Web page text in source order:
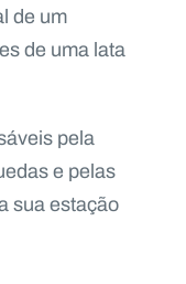
de um
de uma lata
pela
e pelas
sua estação